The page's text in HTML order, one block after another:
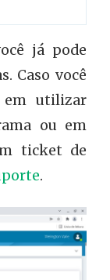
já pode
Caso você
em utilizar
ou em
ticket de
.